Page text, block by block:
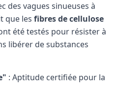
des vagues sinueuses à
que les fibres de cellulose
été testés pour résister à
libérer de substances
: Aptitude certifiée pour la